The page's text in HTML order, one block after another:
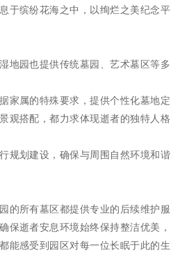
于缤纷花海之中，以绚烂之美纪念平
地园也提供传统墓园、艺术墓区等多
家属的特殊要求，提供个性化墓地定
观搭配，都力求体现逝者的独特人格
规划建设，确保与周围自然环境和谐
的所有墓区都提供专业的后续维护服
保逝者安息环境始终保持整洁优美，
能感受到园区对每一位长眠于此的生